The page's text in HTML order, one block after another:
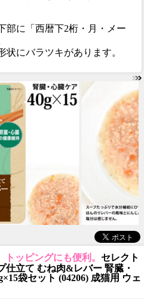
部に「西暦下2桁・月・メー
にバラツキがあります。
トッピングにも便利。 セレクト
仕立て むね肉&レバー 腎臓・
袋セット (04206) 成猫用 ウェ